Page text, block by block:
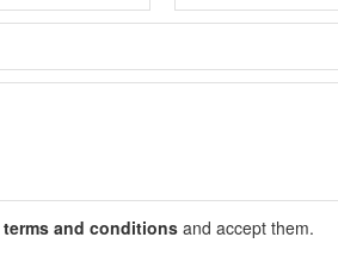
terms and conditions and accept them.